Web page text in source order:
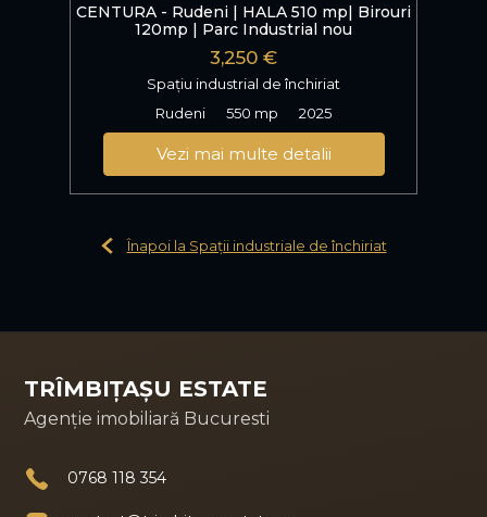
CENTURA - Rudeni | HALA 510 mp| Birouri
120mp | Parc Industrial nou
3,250 €
Spațiu industrial de închiriat
Rudeni
550 mp 2025
Vezi mai multe detalii
Înapoi la Spații industriale de închiriat
TRÎMBIȚAȘU ESTATE
Agenție imobiliară Bucuresti
0768 118 354